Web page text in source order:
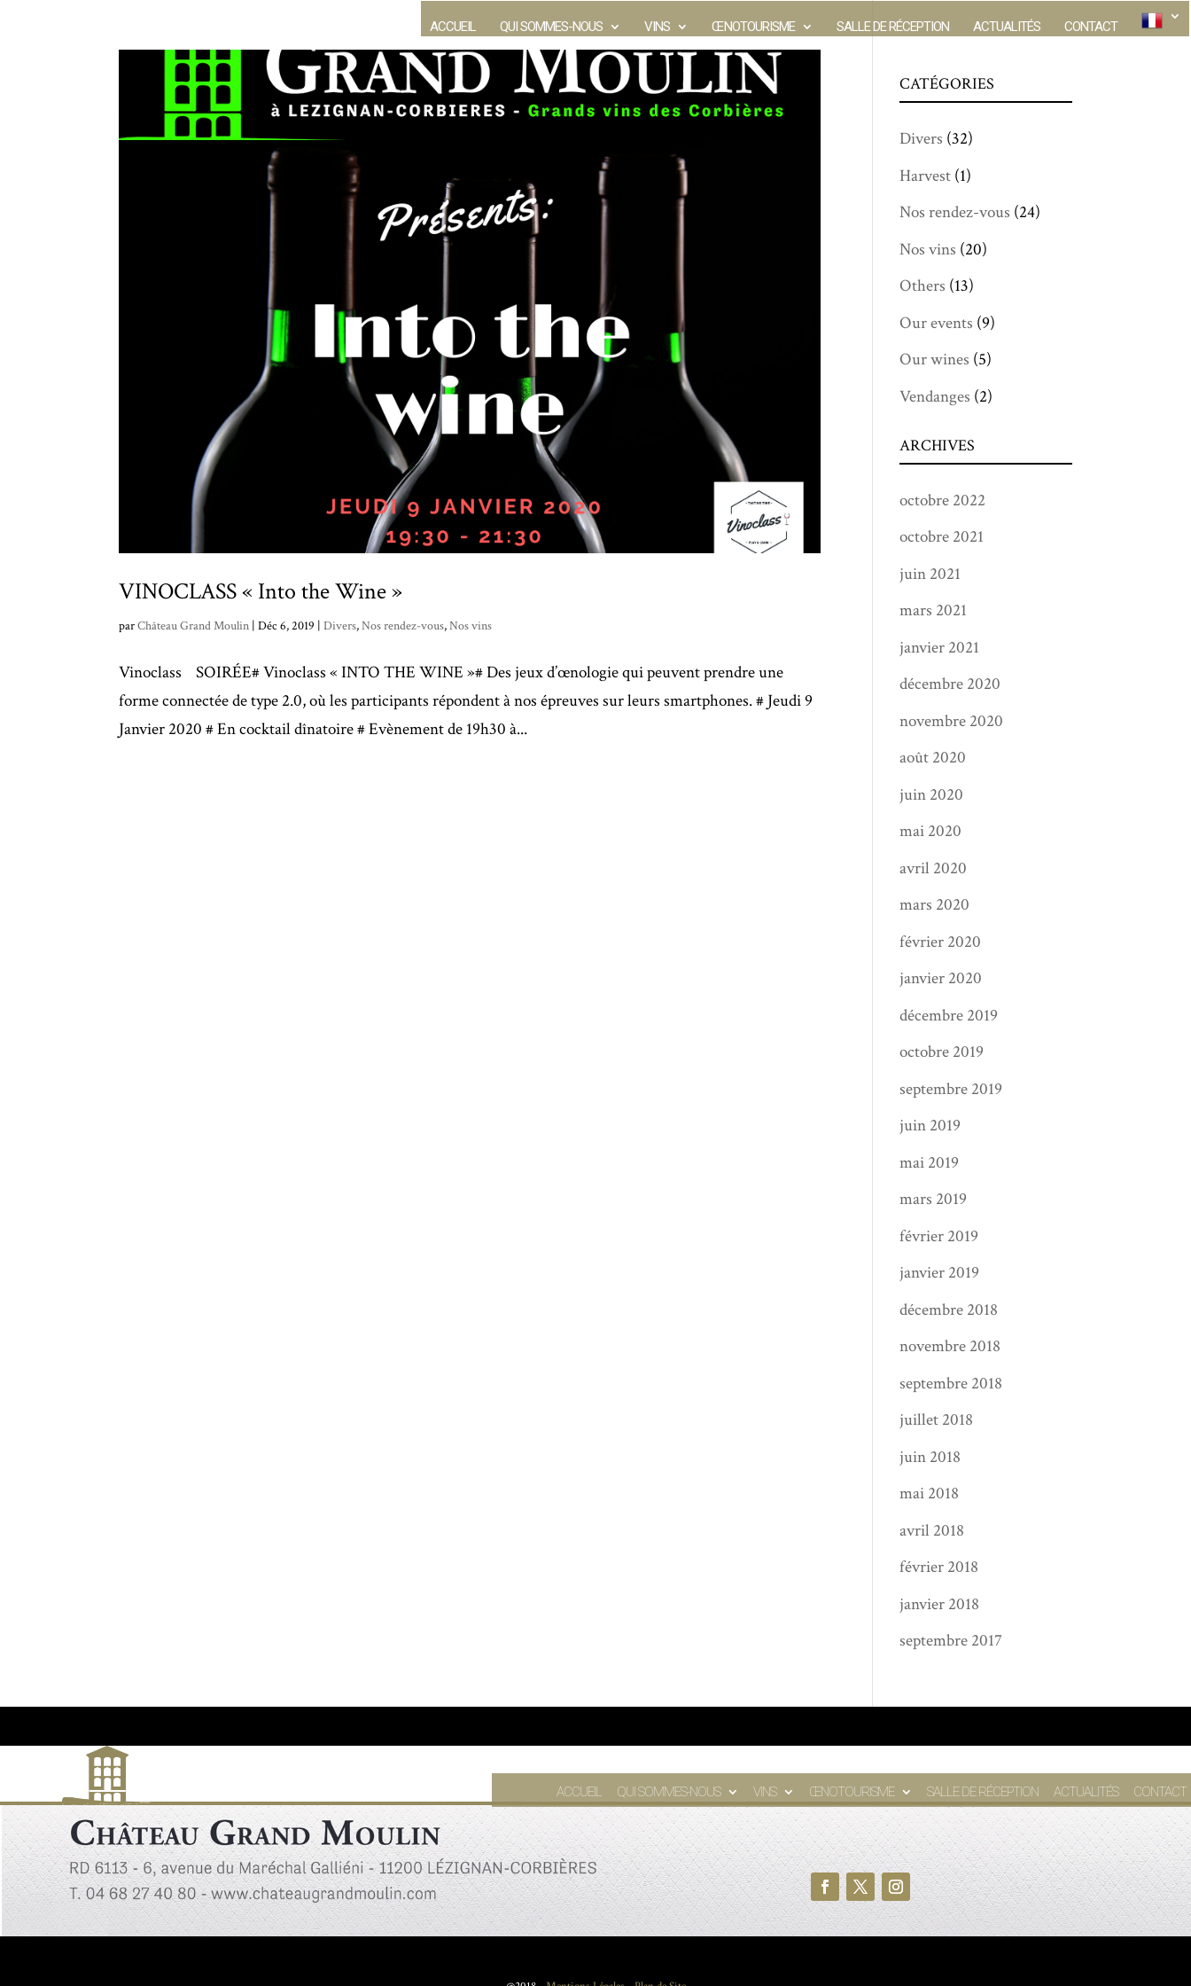
ACCUEIL QUI SOMMES-NOUS VINS ŒNOTOURISME SALLE DE RÉCEPTION ACTUALITÉS CONTACT
VINOCLASS « Into the Wine »
parChâteau Grand Moulin |Déc 6, 2019 |Divers,Nos rendez-vous,Nos vins
Vinoclass SOIRÉE# Vinoclass « INTO THE WINE »# Des jeux d’œnologie qui peuvent prendre une
forme connectée de type 2.0, où les participants répondent à nos épreuves sur leurs smartphones. # Jeudi 9
Janvier 2020 # En cocktail dînatoire # Evènement de 19h30 à...
CATÉGORIES
Divers (32)
Harvest (1)
Nos rendez-vous (24)
Nos vins (20)
Others (13)
Our events (9)
Our wines (5)
Vendanges (2)
ARCHIVES
octobre 2022
octobre 2021
juin 2021
mars 2021
janvier 2021
décembre 2020
novembre 2020
août 2020
juin 2020
mai 2020
avril 2020
mars 2020
février 2020
janvier 2020
décembre 2019
octobre 2019
septembre 2019
juin 2019
mai 2019
mars 2019
février 2019
janvier 2019
décembre 2018
novembre 2018
septembre 2018
juillet 2018
juin 2018
mai 2018
avril 2018
février 2018
janvier 2018
septembre 2017
ACCUEIL QUI SOMMES-NOUS VINS ŒNOTOURISME SALLE DE RÉCEPTION ACTUALITÉS CONTACT